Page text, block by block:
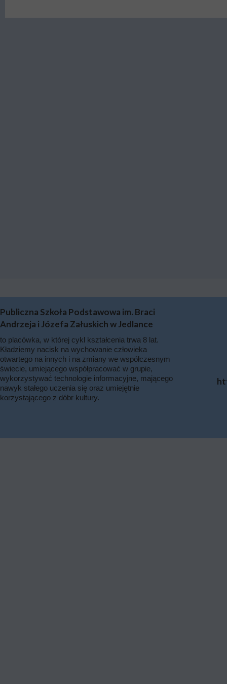
to placówka, w której cykl kształcenia trwa 8 lat.
Kładziemy nacisk na wychowanie człowieka
otwartego na innych i na zmiany we współczesnym
świecie, umiejącego współpracować w grupie,
wykorzystywać technologie informacyjne, mającego
nawyk stałego uczenia się oraz umiejętnie
korzystającego z dóbr kultury.
Publiczna Szkoła Podstawowa im. Braci
Andrzeja i Józefa Załuskich w Jedlance